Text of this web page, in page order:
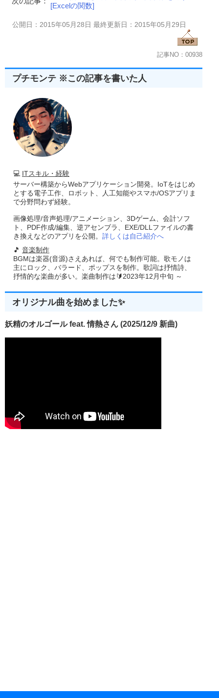
[Excelの関数]
公開日：2015年05月28日 最終更新日：2015年05月29日
記事NO：00938
プチモンテ ※この記事を書いた人
💻 ITスキル・経験
サーバー構築からWebアプリケーション開発。IoTをはじめ
とする電子工作、ロボット、人工知能やスマホ/OSアプリま
で分野問わず経験。
画像処理/音声処理/アニメーション、3Dゲーム、会計ソフ
ト、PDF作成/編集、逆アセンブラ、EXE/DLLファイルの書
き換えなどのアプリを公開。 詳しくは自己紹介へ
🎵 音楽制作
BGMは楽器(音源)さえあれば、何でも制作可能。歌モノは
主にロック、バラード、ポップスを制作。歌詞は抒情詩、
抒情的な楽曲が多い。楽曲制作は🔰2023年12月中旬 ～
オリジナル曲を始めました✨
妖精のオルゴール feat. 情熱さん (2025/12/9 新曲)